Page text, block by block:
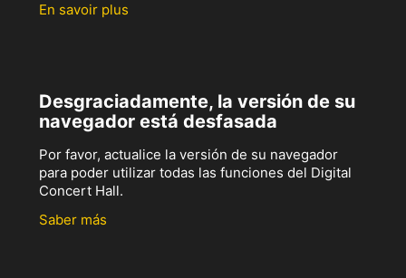
En savoir plus
Desgraciadamente, la versión de su
navegador está desfasada
Por favor, actualice la versión de su navegador
para poder utilizar todas las funciones del Digital
Concert Hall.
Saber más